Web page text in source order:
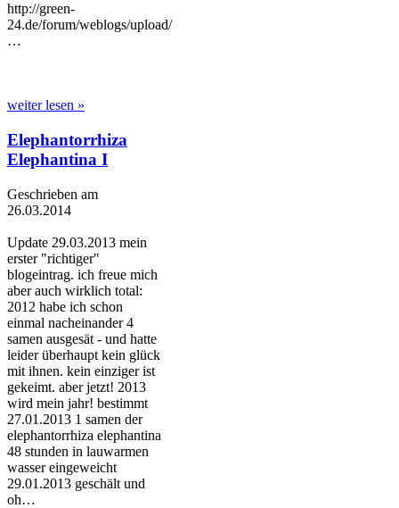
http://green-
24.de/forum/weblogs/upload/
…
weiter lesen »
Elephantorrhiza
Elephantina I
Geschrieben am
26.03.2014
Update 29.03.2013 mein
erster "richtiger"
blogeintrag. ich freue mich
aber auch wirklich total:
2012 habe ich schon
einmal nacheinander 4
samen ausgesät - und hatte
leider überhaupt kein glück
mit ihnen. kein einziger ist
gekeimt. aber jetzt! 2013
wird mein jahr! bestimmt
27.01.2013 1 samen der
elephantorrhiza elephantina
48 stunden in lauwarmen
wasser eingeweicht
29.01.2013 geschält und
oh…